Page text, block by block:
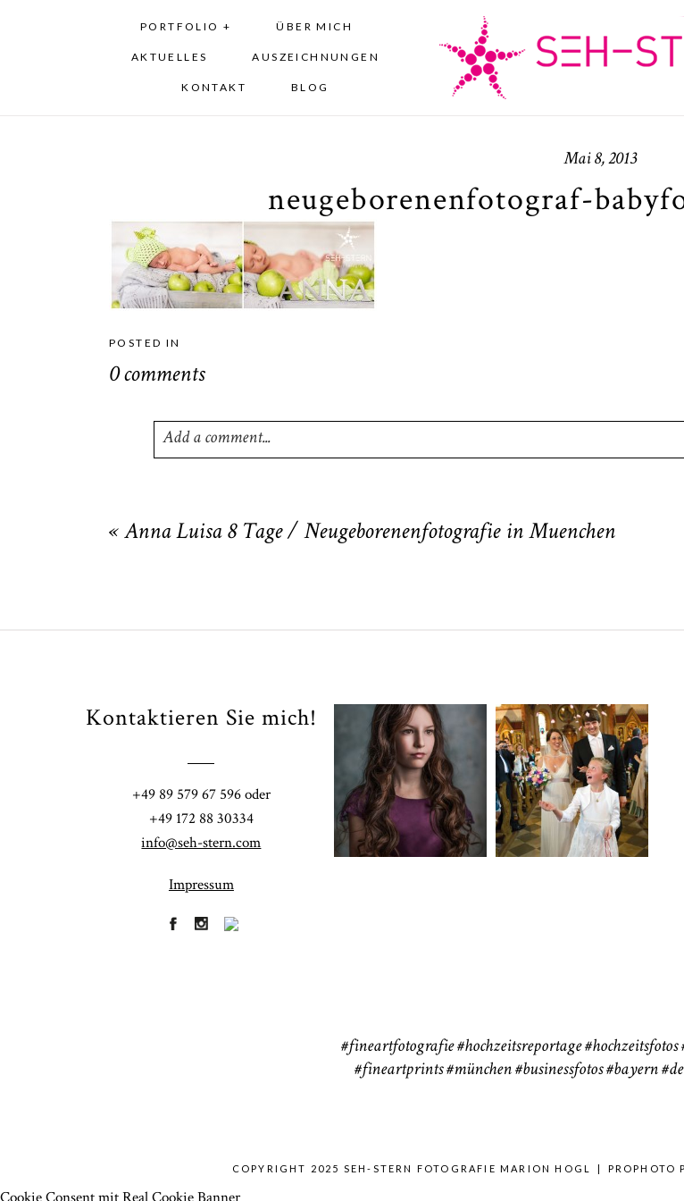
PORTFOLIO + ÜBER MICH
AKTUELLES AUSZEICHNUNGEN
KONTAKT BLOG
Mai 8, 2013
neugeborenenfotograf-
POSTED IN
0 comments
Add a comment...
« Anna Luisa 8 Tage / Neugeborenenfotografie in Muenchen
Kontaktieren Sie mich!
+49 89 579 67 596 oder
+49 172 88 30334
info@seh-stern.com
Impressum
Fineart
41
Hochzeit
183
#fineartfotografie #hochzeitsreportage #hochzeitsfotos
#fineartprints#münchen#businessfotos#bayern
COPYRIGHT 2025 SEH-STERN FOTOGRAFIE MARION HOGL | PROPHOTO